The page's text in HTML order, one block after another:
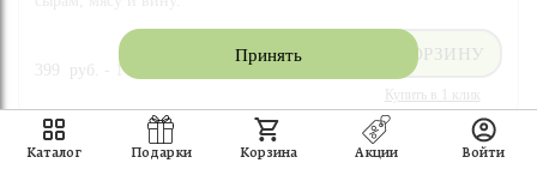
399 руб. - 1
Купить в 1 клик
Принять
Каталог Подарки Корзина Акции Войти